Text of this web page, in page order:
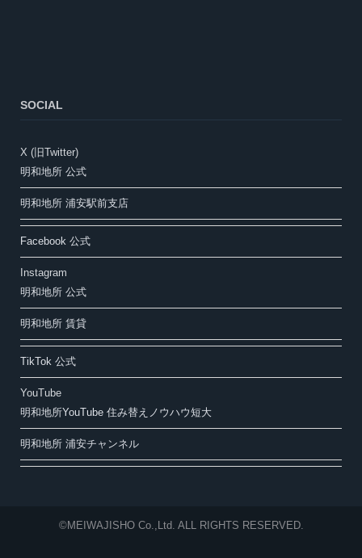
SOCIAL
X (旧Twitter)
明和地所 公式
明和地所 浦安駅前支店
Facebook 公式
Instagram
明和地所 公式
明和地所 賃貸
TikTok 公式
YouTube
明和地所YouTube 住み替えノウハウ短大
明和地所 浦安チャンネル
©MEIWAJISHO Co.,Ltd. ALL RIGHTS RESERVED.